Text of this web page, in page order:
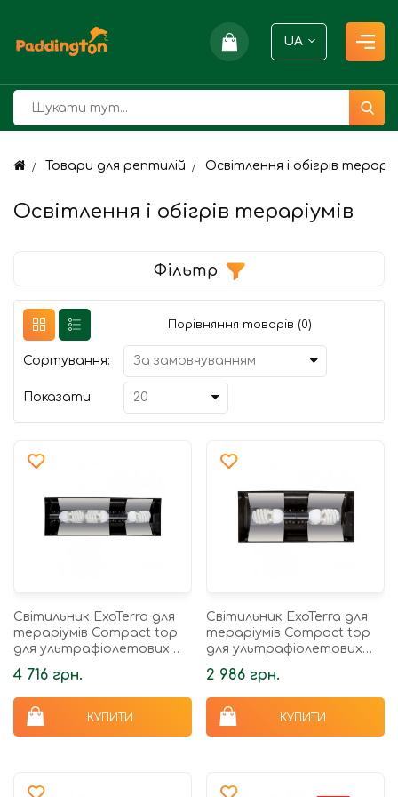
UA
Товари для рептилій Освітлення і обігрів
Освітлення і обігрів тераріумів
Фільтр
Порівняння товарів (0)
Сортування:
Показати:
Світильник ExoTerra для
тераріумів Compact top
для ультрафіолетових
ламп пластик металЕ27
60х9х20 см
4 716 грн.
КУПИТИ
Світильник ExoTerra для
тераріумів Compact top
для ультрафіолетових
ламп пластик метал E27
45х9х20 см
2 986 грн.
КУПИТИ